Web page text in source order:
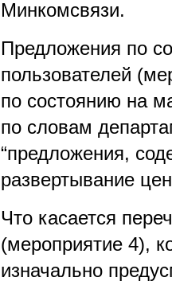
Минкомсвязи.
Предложения по
пользователей
по состоянию на
по словам
“предложения,
развертывание
Что касается
(мероприятие 4),
изначально